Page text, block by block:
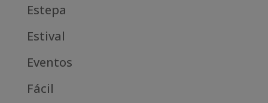
Estepa
Estival
Eventos
Fácil